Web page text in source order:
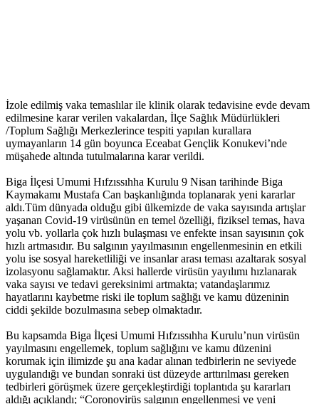
İzole edilmiş vaka temaslılar ile klinik olarak tedavisine evde devam
edilmesine karar verilen vakalardan, İlçe Sağlık Müdürlükleri
/Toplum Sağlığı Merkezlerince tespiti yapılan kurallara
uymayanların 14 gün boyunca Eceabat Gençlik Konukevi’nde
müşahede altında tutulmalarına karar verildi.
Biga İlçesi Umumi Hıfzıssıhha Kurulu 9 Nisan tarihinde Biga
Kaymakamı Mustafa Can başkanlığında toplanarak yeni kararlar
aldı.Tüm dünyada olduğu gibi ülkemizde de vaka sayısında artışlar
yaşanan Covid-19 virüsünün en temel özelliği, fiziksel temas, hava
yolu vb. yollarla çok hızlı bulaşması ve enfekte insan sayısının çok
hızlı artmasıdır. Bu salgının yayılmasının engellenmesinin en etkili
yolu ise sosyal hareketliliği ve insanlar arası teması azaltarak sosyal
izolasyonu sağlamaktır. Aksi hallerde virüsün yayılımı hızlanarak
vaka sayısı ve tedavi gereksinimi artmakta; vatandaşlarımız
hayatlarını kaybetme riski ile toplum sağlığı ve kamu düzeninin
ciddi şekilde bozulmasına sebep olmaktadır.
Bu kapsamda Biga İlçesi Umumi Hıfzıssıhha Kurulu’nun virüsün
yayılmasını engellemek, toplum sağlığını ve kamu düzenini
korumak için ilimizde şu ana kadar alınan tedbirlerin ne seviyede
uygulandığı ve bundan sonraki üst düzeyde arttırılması gereken
tedbirleri görüşmek üzere gerçekleştirdiği toplantıda şu kararları
aldığı açıklandı; “Coronovirüs salgının engellenmesi ve yeni